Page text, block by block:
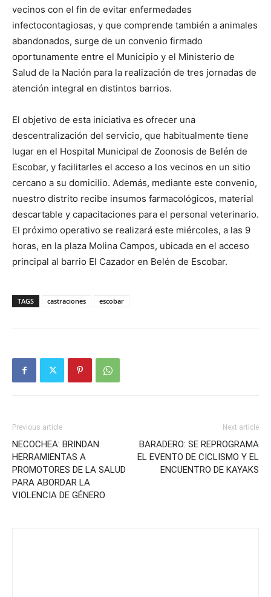
vecinos con el fin de evitar enfermedades
infectocontagiosas, y que comprende también a animales
abandonados, surge de un convenio firmado
oportunamente entre el Municipio y el Ministerio de
Salud de la Nación para la realización de tres jornadas de
atención integral en distintos barrios.
El objetivo de esta iniciativa es ofrecer una
descentralización del servicio, que habitualmente tiene
lugar en el Hospital Municipal de Zoonosis de Belén de
Escobar, y facilitarles el acceso a los vecinos en un sitio
cercano a su domicilio. Además, mediante este convenio,
nuestro distrito recibe insumos farmacológicos, material
descartable y capacitaciones para el personal veterinario.
El próximo operativo se realizará este miércoles, a las 9
horas, en la plaza Molina Campos, ubicada en el acceso
principal al barrio El Cazador en Belén de Escobar.
TAGS castraciones escobar
Previous article
NECOCHEA: BRINDAN
HERRAMIENTAS A
PROMOTORES DE LA SALUD
PARA ABORDAR LA
VIOLENCIA DE GÉNERO
Next article
BARADERO: SE REPROGRAMA
EL EVENTO DE CICLISMO Y EL
ENCUENTRO DE KAYAKS